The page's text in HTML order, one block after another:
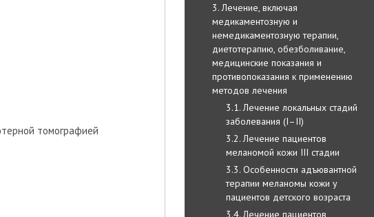
3. Лечение, включая
медикаментозную и
немедикаментозную терапии,
диетотерапию, обезболивание,
медицинские показания и
противопоказания к применению
методов лечения
3.1. Лечение локальных стадий
заболевания (I–II)
3.2. Лечение пациентов
меланомой кожи III стадии
3.3. Особенности адъювантной
терапии меланомы кожи у
пациентов детского возраста
3.4. Лечение пациентов
томографией